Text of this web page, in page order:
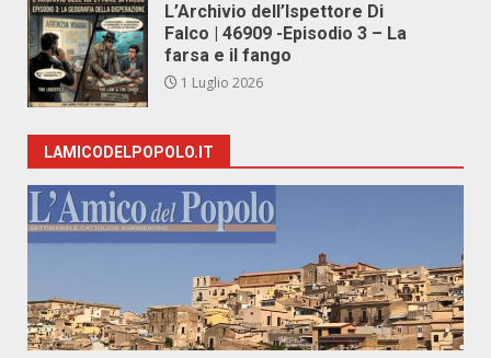
L’Archivio dell’Ispettore Di
Falco | 46909 -Episodio 3 – La
farsa e il fango
1 Luglio 2026
LAMICODELPOPOLO.IT